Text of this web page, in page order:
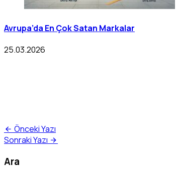
Avrupa’da En Çok Satan Markalar
25.03.2026
Önceki Yazı
Sonraki Yazı
Ara